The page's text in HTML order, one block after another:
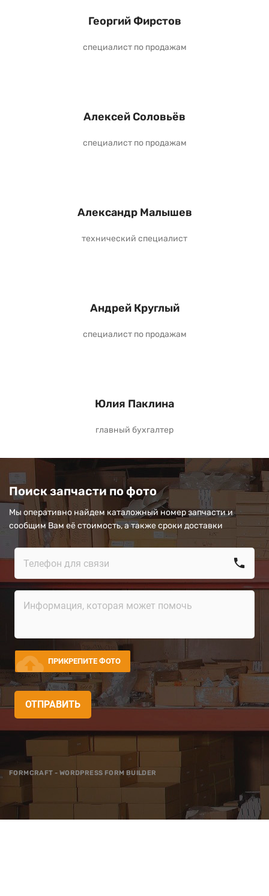
Георгий Фирстов
специалист по продажам
Алексей Соловьёв
специалист по продажам
Александр Малышев
технический специалист
Андрей Круглый
специалист по продажам
Юлия Паклина
главный бухгалтер
Поиск запчасти по фото
Мы оперативно найдем каталожный номер запчасти и
сообщим Вам её стоимость, а также сроки доставки
call
cloud_upload ПРИКРЕПИТЕ ФОТО
ОТПРАВИТЬ
FORMCRAFT - WORDPRESS FORM BUILDER